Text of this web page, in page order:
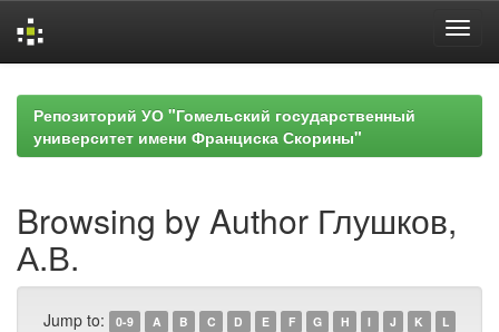
navigationРепозиторий УО "Гомельский государственный
университет имени Франциска Скорины"
Browsing by Author Глушков,
А.В.
Jump to: 0-9 A B C D E F G H I J K
L